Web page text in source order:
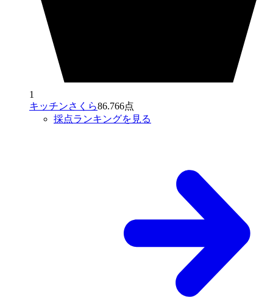
1
キッチンさくら86.766点
採点ランキングを見る